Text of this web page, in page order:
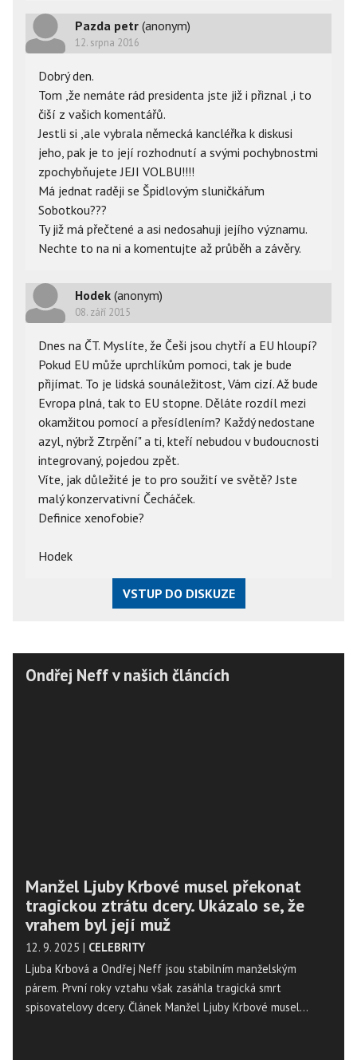
Pazda petr (anonym)
12. srpna 2016
Dobrý den.
Tom ,že nemáte rád presidenta jste již i přiznal ,i to
čiší z vašich komentářů.
Jestli si ,ale vybrala německá kancléřka k diskusi
jeho, pak je to její rozhodnutí a svými pochybnostmi
zpochybňujete JEJI VOLBU!!!!
Má jednat raději se Špidlovým sluničkářum
Sobotkou???
Ty již má přečtené a asi nedosahuji jejího významu.
Nechte to na ni a komentujte až průběh a závěry.
Hodek (anonym)
08. září 2015
Dnes na ČT. Myslíte, že Češi jsou chytří a EU hloupí?
Pokud EU může uprchlíkům pomoci, tak je bude
přijímat. To je lidská sounáležitost, Vám cizí. Až bude
Evropa plná, tak to EU stopne. Děláte rozdíl mezi
okamžitou pomocí a přesídlením? Každý nedostane
azyl, nýbrž Ztrpění" a ti, kteří nebudou v budoucnosti
integrovaný, pojedou zpět.
Víte, jak důležité je to pro soužití ve světě? Jste
malý konzervativní Čecháček.
Definice xenofobie?
Hodek
VSTUP DO DISKUZE
Ondřej Neff v našich článcích
Manžel Ljuby Krbové musel překonat
tragickou ztrátu dcery. Ukázalo se, že
vrahem byl její muž
12. 9. 2025 | CELEBRITY
Ljuba Krbová a Ondřej Neff jsou stabilním manželským
párem. První roky vztahu však zasáhla tragická smrt
spisovatelovy dcery. Článek Manžel Ljuby Krbové musel